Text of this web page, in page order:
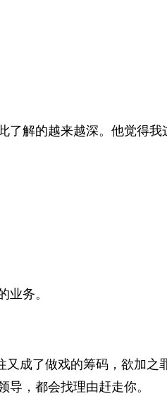
了解的越来越深。他觉得我
务。
又成了做戏的筹码，欲加之
，都会找理由赶走你。